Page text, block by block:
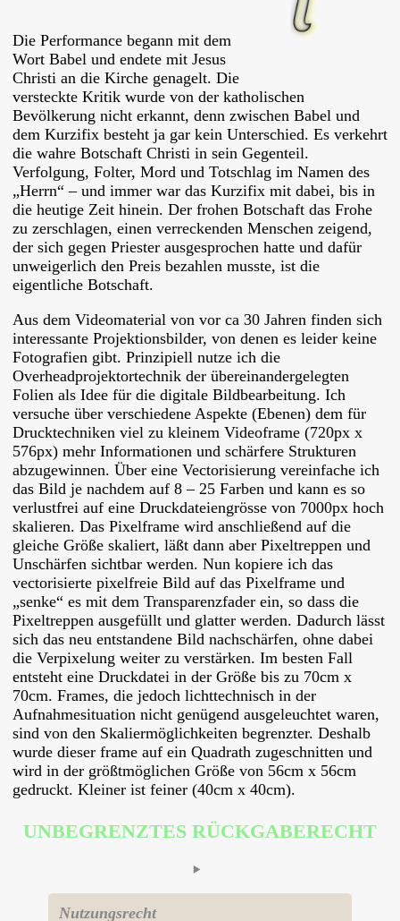
Die Performance begann mit dem
Wort Babel und endete mit Jesus
Christi an die Kirche genagelt. Die
versteckte Kritik wurde von der katholischen
Bevölkerung nicht erkannt, denn zwischen Babel und
dem Kurzifix besteht ja gar kein Unterschied. Es verkehrt
die wahre Botschaft Christi in sein Gegenteil.
Verfolgung, Folter, Mord und Totschlag im Namen des
„Herrn“ – und immer war das Kurzifix mit dabei, bis in
die heutige Zeit hinein. Der frohen Botschaft das Frohe
zu zerschlagen, einen verreckenden Menschen zeigend,
der sich gegen Priester ausgesprochen hatte und dafür
unweigerlich den Preis bezahlen musste, ist die
eigentliche Botschaft.
Aus dem Videomaterial von vor ca 30 Jahren finden sich
interessante Projektionsbilder, von denen es leider keine
Fotografien gibt. Prinzipiell nutze ich die
Overheadprojektortechnik der übereinandergelegten
Folien als Idee für die digitale Bildbearbeitung. Ich
versuche über verschiedene Aspekte (Ebenen) dem für
Drucktechniken viel zu kleinem Videoframe (720px x
576px) mehr Informationen und schärfere Strukturen
abzugewinnen. Über eine Vectorisierung vereinfache ich
das Bild je nachdem auf 8 – 25 Farben und kann es so
verlustfrei auf eine Druckdateiengrösse von 7000px hoch
skalieren. Das Pixelframe wird anschließend auf die
gleiche Größe skaliert, läßt dann aber Pixeltreppen und
Unschärfen sichtbar werden. Nun kopiere ich das
vectorisierte pixelfreie Bild auf das Pixelframe und
„senke“ es mit dem Transparenzfader ein, so dass die
Pixeltreppen ausgefüllt und glatter werden. Dadurch lässt
sich das neu entstandene Bild nachschärfen, ohne dabei
die Verpixelung weiter zu verstärken. Im besten Fall
entsteht eine Druckdatei in der Größe bis zu 70cm x
70cm. Frames, die jedoch lichttechnisch in der
Aufnahmesituation nicht genügend ausgeleuchtet waren,
sind von den Skaliermöglichkeiten begrenzter. Deshalb
wurde dieser frame auf ein Quadrath zugeschnitten und
wird in der größtmöglichen Größe von 56cm x 56cm
gedruckt. Kleiner ist feiner (40cm x 40cm).
UNBEGRENZTES RÜCKGABERECHT
Nutzungsrecht